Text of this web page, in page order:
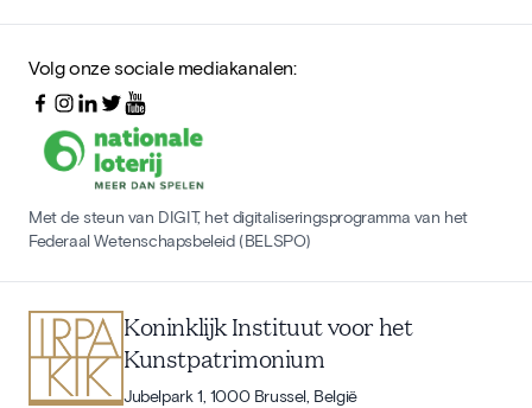
Volg onze sociale mediakanalen:
Met de steun van DIGIT, het digitaliseringsprogramma van het
Federaal Wetenschapsbeleid (BELSPO)
Koninklijk Instituut voor het
Kunstpatrimonium
Jubelpark 1, 1000 Brussel, België